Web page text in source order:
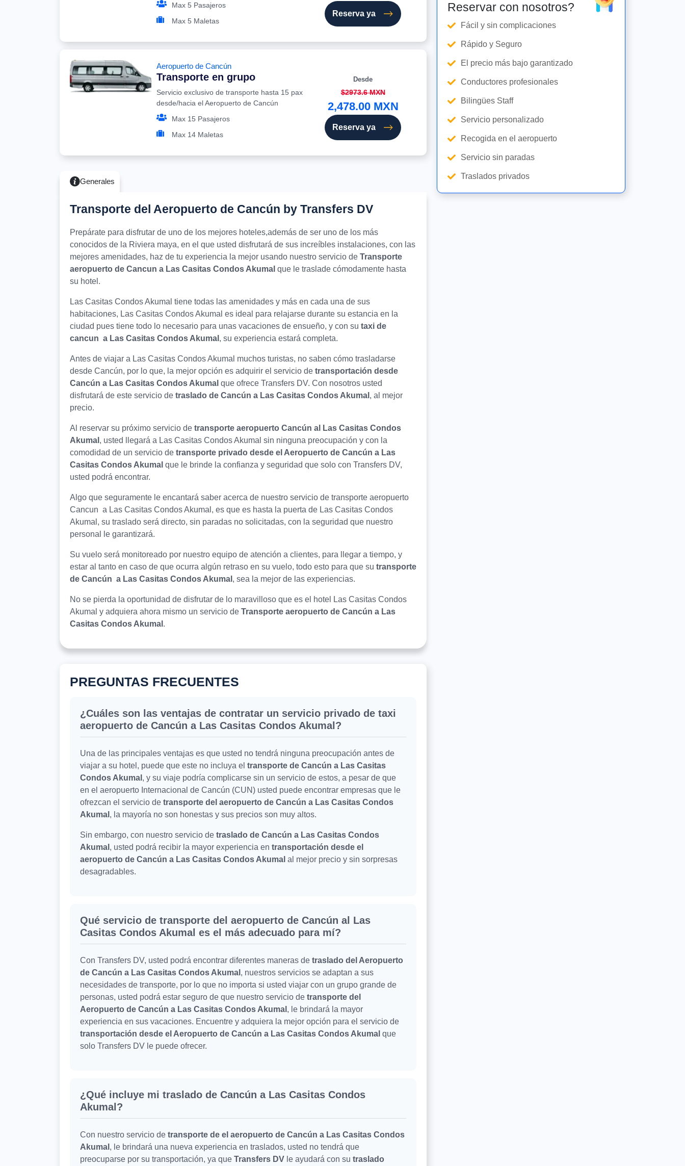
Max 5 Pasajeros
Max 5 Maletas
Reserva ya
Aeropuerto de Cancún
Transporte en grupo Desde
Servicio exclusivo de transporte hasta 15 pax
desde/hacia el Aeropuerto de Cancún
Max 15 Pasajeros
Max 14 Maletas
$2973.6 MXN
2,478.00 MXN
Reserva ya
Generales
Transporte del Aeropuerto de Cancún by Transfers DV
Prepárate para disfrutar de uno de los mejores hoteles,además de ser uno de los más
conocidos de la Riviera maya, en el que usted disfrutará de sus increíbles instalaciones, con las
mejores amenidades, haz de tu experiencia la mejor usando nuestro servicio de Transporte
aeropuerto de Cancun a Las Casitas Condos Akumal que le traslade cómodamente hasta
su hotel.
Las Casitas Condos Akumal tiene todas las amenidades y más en cada una de sus
habitaciones, Las Casitas Condos Akumal es ideal para relajarse durante su estancia en la
ciudad pues tiene todo lo necesario para unas vacaciones de ensueño, y con su taxi de
cancun a Las Casitas Condos Akumal , su experiencia estará completa.
Antes de viajar a Las Casitas Condos Akumal muchos turistas, no saben cómo trasladarse
desde Cancún, por lo que, la mejor opción es adquirir el servicio de transportación desde
Cancún a Las Casitas Condos Akumal que ofrece Transfers DV. Con nosotros usted
disfrutará de este servicio de traslado de Cancún a Las Casitas Condos Akumal , al mejor
precio.
Al reservar su próximo servicio de transporte aeropuerto Cancún al Las Casitas Condos
Akumal , usted llegará a Las Casitas Condos Akumal sin ninguna preocupación y con la
comodidad de un servicio de transporte privado desde el Aeropuerto de Cancún a Las
Casitas Condos Akumal que le brinde la confianza y seguridad que solo con Transfers DV,
usted podrá encontrar.
Algo que seguramente le encantará saber acerca de nuestro servicio de transporte aeropuerto
Cancun a Las Casitas Condos Akumal, es que es hasta la puerta de Las Casitas Condos
Akumal, su traslado será directo, sin paradas no solicitadas, con la seguridad que nuestro
personal le garantizará.
Su vuelo será monitoreado por nuestro equipo de atención a clientes, para llegar a tiempo, y
estar al tanto en caso de que ocurra algún retraso en su vuelo, todo esto para que su transporte
de Cancún a Las Casitas Condos Akumal , sea la mejor de las experiencias.
No se pierda la oportunidad de disfrutar de lo maravilloso que es el hotel Las Casitas Condos
Akumal y adquiera ahora mismo un servicio de Transporte aeropuerto de Cancún a Las
Casitas Condos Akumal .
PREGUNTAS FRECUENTES
¿Cuáles son las ventajas de contratar un servicio privado de taxi
aeropuerto de Cancún a Las Casitas Condos Akumal?
Una de las principales ventajas es que usted no tendrá ninguna preocupación antes de
viajar a su hotel, puede que este no incluya el transporte de Cancún a Las Casitas
Condos Akumal , y su viaje podría complicarse sin un servicio de estos, a pesar de que
en el aeropuerto Internacional de Cancún (CUN) usted puede encontrar empresas que le
ofrezcan el servicio de transporte del aeropuerto de Cancún a Las Casitas Condos
Akumal , la mayoría no son honestas y sus precios son muy altos.
Sin embargo, con nuestro servicio de traslado de Cancún a Las Casitas Condos
Akumal , usted podrá recibir la mayor experiencia en transportación desde el
aeropuerto de Cancún a Las Casitas Condos Akumal al mejor precio y sin sorpresas
desagradables.
Qué servicio de transporte del aeropuerto de Cancún al Las
Casitas Condos Akumal es el más adecuado para mí?
Con Transfers DV, usted podrá encontrar diferentes maneras de traslado del Aeropuerto
de Cancún a Las Casitas Condos Akumal , nuestros servicios se adaptan a sus
necesidades de transporte, por lo que no importa si usted viajar con un grupo grande de
personas, usted podrá estar seguro de que nuestro servicio de transporte del
Aeropuerto de Cancún a Las Casitas Condos Akumal , le brindará la mayor
experiencia en sus vacaciones. Encuentre y adquiera la mejor opción para el servicio de
transportación desde el Aeropuerto de Cancún a Las Casitas Condos Akumal que
solo Transfers DV le puede ofrecer.
¿Qué incluye mi traslado de Cancún a Las Casitas Condos
Akumal?
Con nuestro servicio de transporte de el aeropuerto de Cancún a Las Casitas Condos
Akumal , le brindará una nueva experiencia en traslados, usted no tendrá que
preocuparse por su transportación, ya que Transfers DV le ayudará con su traslado
Reservar con nosotros?
Fácil y sin complicaciones
Rápido y Seguro
El precio más bajo garantizado
Conductores profesionales
Bilingües Staff
Servicio personalizado
Recogida en el aeropuerto
Servicio sin paradas
Traslados privados